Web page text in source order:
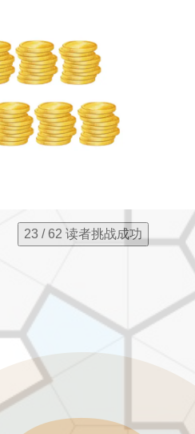
23 / 62 读者挑战成功